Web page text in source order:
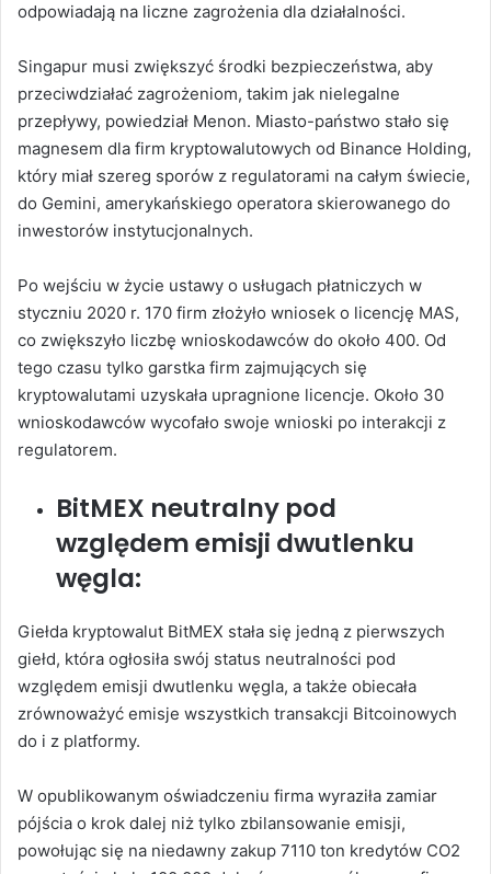
odpowiadają na liczne zagrożenia dla działalności.
Singapur musi zwiększyć środki bezpieczeństwa, aby
przeciwdziałać zagrożeniom, takim jak nielegalne
przepływy, powiedział Menon. Miasto-państwo stało się
magnesem dla firm kryptowalutowych od Binance Holding,
który miał szereg sporów z regulatorami na całym świecie,
do Gemini, amerykańskiego operatora skierowanego do
inwestorów instytucjonalnych.
Po wejściu w życie ustawy o usługach płatniczych w
styczniu 2020 r. 170 firm złożyło wniosek o licencję MAS,
co zwiększyło liczbę wnioskodawców do około 400. Od
tego czasu tylko garstka firm zajmujących się
kryptowalutami uzyskała upragnione licencje. Około 30
wnioskodawców wycofało swoje wnioski po interakcji z
regulatorem.
BitMEX neutralny pod
względem emisji dwutlenku
węgla:
Giełda kryptowalut BitMEX stała się jedną z pierwszych
giełd, która ogłosiła swój status neutralności pod
względem emisji dwutlenku węgla, a także obiecała
zrównoważyć emisje wszystkich transakcji Bitcoinowych
do i z platformy.
W opublikowanym oświadczeniu firma wyraziła zamiar
pójścia o krok dalej niż tylko zbilansowanie emisji,
powołując się na niedawny zakup 7110 ton kredytów CO2